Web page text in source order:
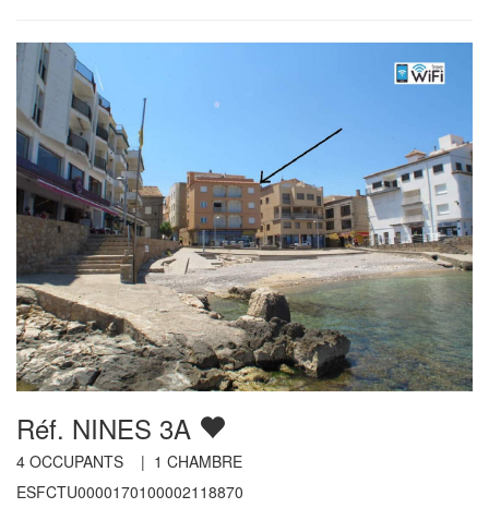
Réf. NINES 3A
4 OCCUPANTS | 1 CHAMBRE
ESFCTU0000170100002118870